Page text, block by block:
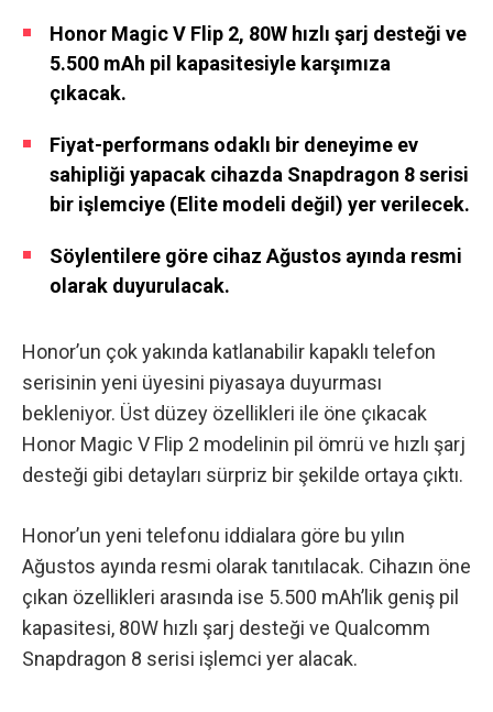
Honor Magic V Flip 2, 80W hızlı şarj desteği ve
5.500 mAh pil kapasitesiyle karşımıza
çıkacak.
Fiyat-performans odaklı bir deneyime ev
sahipliği yapacak cihazda Snapdragon 8 serisi
bir işlemciye (Elite modeli değil) yer verilecek.
Söylentilere göre cihaz Ağustos ayında resmi
olarak duyurulacak.
Honor’un çok yakında katlanabilir kapaklı telefon
serisinin yeni üyesini piyasaya duyurması
bekleniyor. Üst düzey özellikleri ile öne çıkacak
Honor Magic V Flip 2 modelinin pil ömrü ve hızlı şarj
desteği gibi detayları sürpriz bir şekilde ortaya çıktı.
Honor’un yeni telefonu iddialara göre bu yılın
Ağustos ayında resmi olarak tanıtılacak. Cihazın öne
çıkan özellikleri arasında ise 5.500 mAh’lik geniş pil
kapasitesi, 80W hızlı şarj desteği ve Qualcomm
Snapdragon 8 serisi işlemci yer alacak.